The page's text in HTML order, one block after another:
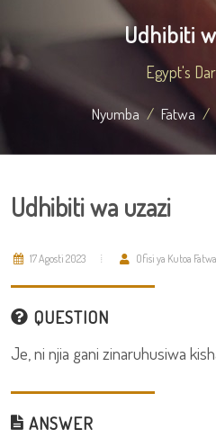
Udhibiti
Egypt's
Nyumba Fatwa
Udhibiti wa uzazi
17 Agosti 2023 Ofisi ya Kutoa
QUESTION
Je, ni njia gani zinaruhusiwa
ANSWER